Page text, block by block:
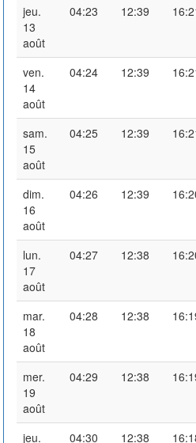
jeu.
13
août
04:23 12:39
ven.
14
août
04:24 12:39
sam.
15
août
04:25 12:39
dim.
16
août
04:26 12:39
lun.
17
août
04:27 12:38
mar.
18
août
04:28 12:38
mer.
19
août
04:29 12:38
jeu. 04:30 12:38